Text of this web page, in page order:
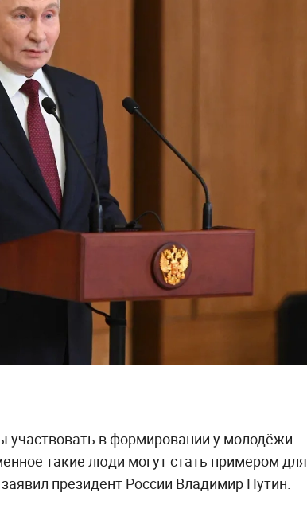
участвовать в формировании у молодёжи
такие люди могут стать примером для
президент России Владимир Путин.